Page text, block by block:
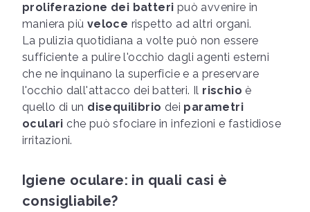
proliferazione dei batteri può avvenire in
maniera più veloce rispetto ad altri organi.
La pulizia quotidiana a volte può non essere
sufficiente a pulire l'occhio dagli agenti esterni
che ne inquinano la superficie e a preservare
l'occhio dall'attacco dei batteri. Il rischio è
quello di un disequilibrio dei parametri
oculari che può sfociare in infezioni e fastidiose
irritazioni.
Igiene oculare: in quali casi è
consigliabile?